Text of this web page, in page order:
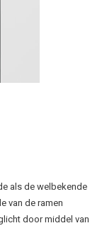
als de welbekende
van de ramen
door middel van